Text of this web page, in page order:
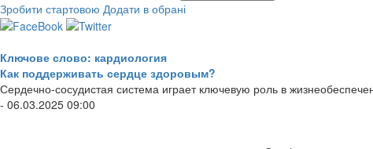
Зробити стартовою Додати в обрані
Ключове слово: кардиология
Как поддерживать сердце здоровым?
Сердечно-сосудистая система играет ключевую роль в
- 06.03.2025 09:00